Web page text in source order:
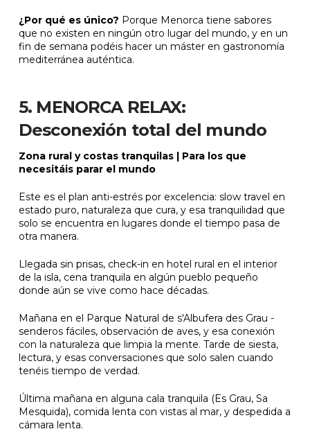
¿Por qué es único? Porque Menorca tiene sabores
que no existen en ningún otro lugar del mundo, y en un
fin de semana podéis hacer un máster en gastronomía
mediterránea auténtica.
5. MENORCA RELAX:
Desconexión total del mundo
Zona rural y costas tranquilas | Para los que
necesitáis parar el mundo
Este es el plan anti-estrés por excelencia: slow travel en
estado puro, naturaleza que cura, y esa tranquilidad que
solo se encuentra en lugares donde el tiempo pasa de
otra manera.
Llegada sin prisas, check-in en hotel rural en el interior
de la isla, cena tranquila en algún pueblo pequeño
donde aún se vive como hace décadas.
Mañana en el Parque Natural de s'Albufera des Grau -
senderos fáciles, observación de aves, y esa conexión
con la naturaleza que limpia la mente. Tarde de siesta,
lectura, y esas conversaciones que solo salen cuando
tenéis tiempo de verdad.
Última mañana en alguna cala tranquila (Es Grau, Sa
Mesquida), comida lenta con vistas al mar, y despedida a
cámara lenta.